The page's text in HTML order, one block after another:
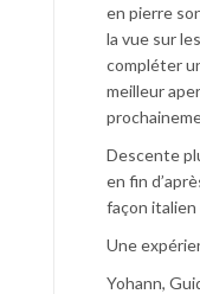
en pierre
la vue sur
compléter
meilleur
Descente
en fin
façon
Une
Yohann,